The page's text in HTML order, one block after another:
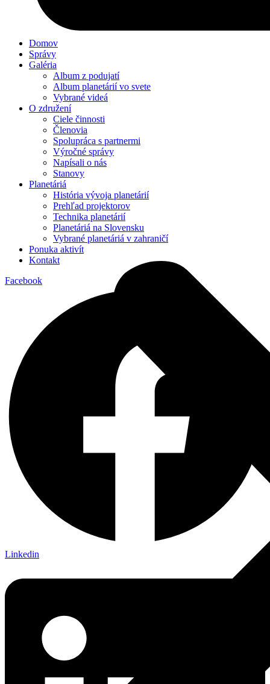
Domov
Správy
Galéria
Album z podujatí
Album planetárií vo svete
Vybrané videá
O združení
Ciele činnosti
Členovia
Spolupráca s partnermi
Výročné správy
Napísali o nás
Stanovy
Planetáriá
História vývoja planetárií
Prehľad projektorov
Technika planetárií
Planetáriá na Slovensku
Vybrané planetáriá v zahraničí
Ponuka aktivít
Kontakt
Facebook
Linkedin